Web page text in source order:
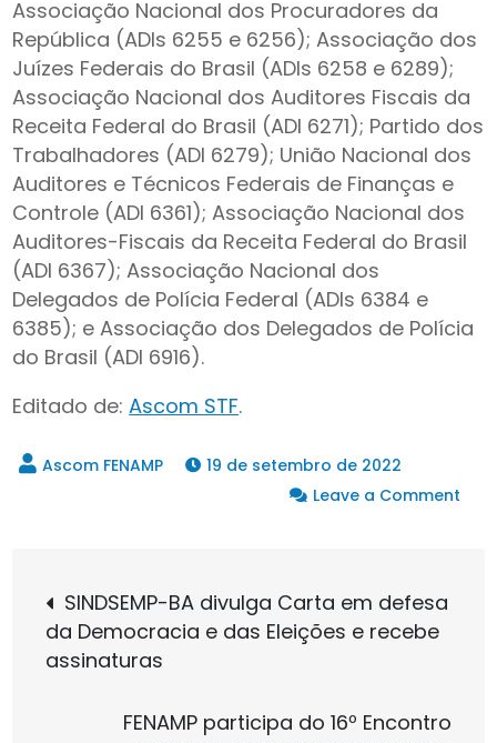
Associação Nacional dos Procuradores da
República (ADIs 6255 e 6256); Associação dos
Juízes Federais do Brasil (ADIs 6258 e 6289);
Associação Nacional dos Auditores Fiscais da
Receita Federal do Brasil (ADI 6271); Partido dos
Trabalhadores (ADI 6279); União Nacional dos
Auditores e Técnicos Federais de Finanças e
Controle (ADI 6361); Associação Nacional dos
Auditores-Fiscais da Receita Federal do Brasil
(ADI 6367); Associação Nacional dos
Delegados de Polícia Federal (ADIs 6384 e
6385); e Associação dos Delegados de Polícia
do Brasil (ADI 6916).
Editado de:Ascom STF.
19 de setembro de 2022
Leave a Comment
Navegação
de
Post
SINDSEMP-BA divulga Carta em defesa
da Democracia e das Eleições e recebe
assinaturas
FENAMP participa do 16º Encontro